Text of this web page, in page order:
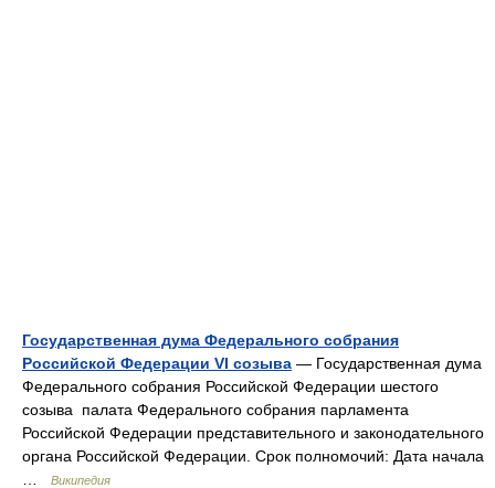
Государственная дума Федерального собрания
Российской Федерации VI созыва — Государственная дума
Федерального собрания Российской Федерации шестого
созыва палата Федерального собрания парламента
Российской Федерации представительного и законодательного
органа Российской Федерации. Срок полномочий: Дата начала
Википедия